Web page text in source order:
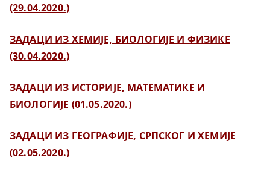
(29.04.2020.)
ЗАДАЦИ ИЗ ХЕМИЈЕ, БИОЛОГИЈЕ И ФИЗИКЕ
(30.04.2020.)
ЗАДАЦИ ИЗ ИСТОРИЈЕ, МАТЕМАТИКЕ И
БИОЛОГИЈЕ (01.05.2020.)
ЗАДАЦИ ИЗ ГЕОГРАФИЈЕ, СРПСКОГ И ХЕМИЈЕ
(02.05.2020.)